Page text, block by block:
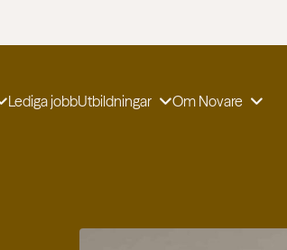
Lediga jobbUtbildningar Om Novare